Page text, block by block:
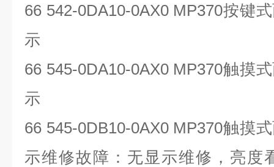
66 542-0DA10-0AX0 MP370按键
示
66 545-0DA10-0AX0 MP370触摸
示
66 545-0DB10-0AX0 MP370触摸
示维修故障：无显示维修，亮度